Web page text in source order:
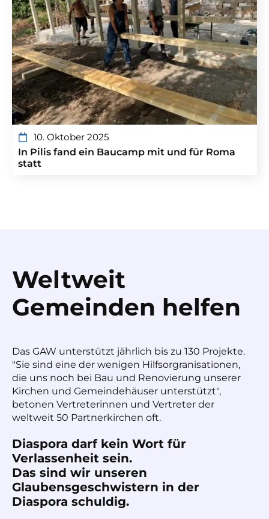
10. Oktober 2025
In Pilis fand ein Baucamp mit und für Roma
statt
Weltweit
Gemeinden helfen
Das GAW unterstützt jährlich bis zu 130 Projekte.
"Sie sind eine der wenigen Hilfsorgranisationen,
die uns noch bei Bau und Renovierung unserer
Kirchen und Gemeindehäuser unterstützt",
betonen Vertreterinnen und Vertreter der
weltweit 50 Partnerkirchen oft.
Diaspora darf kein Wort für
Verlassenheit sein.
Das sind wir unseren
Glaubensgeschwistern in der
Diaspora schuldig.